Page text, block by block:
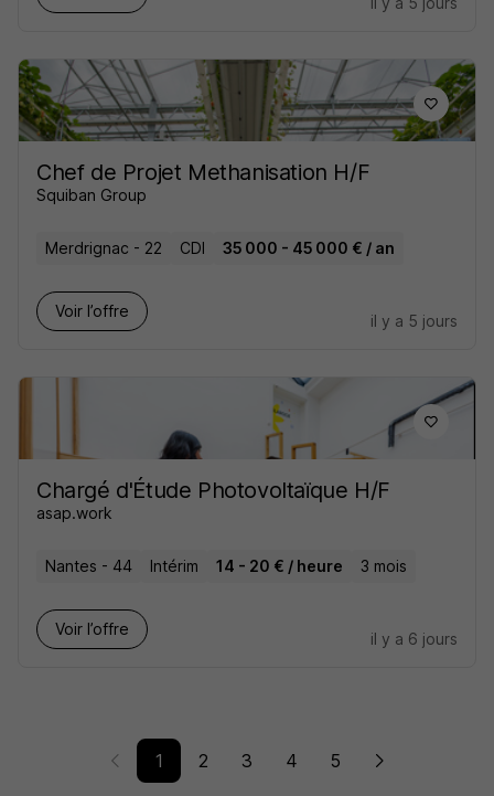
Chef de Projet Methanisation H/F
Squiban Group
Merdrignac - 22 CDI 35 000 - 45 000 € / an
Voir l’offre
il y a 5 jours
Chargé d'Étude Photovoltaïque H/F
asap.work
Nantes - 44 Intérim 14 - 20 € / heure 3 mois
Voir l’offre
il y a 6 jours
1 2 3 4 5